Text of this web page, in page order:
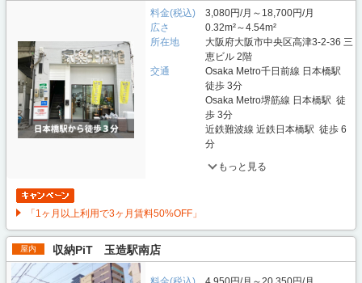
料金(税込)
3,080円/月～18,700円/月
広さ
0.32m²～4.54m²
所在地
大阪府大阪市中央区高津3-2-36 三
恵ビル 2階
交通
Osaka Metro千日前線 日本橋駅
徒歩 3分
Osaka Metro堺筋線 日本橋駅 徒
歩 3分
近鉄難波線 近鉄日本橋駅 徒歩 6
分
もっと見る
「1ヶ月以上利用で3ヶ月賃料50%OFF」
屋内 収納PiT 玉造駅南店